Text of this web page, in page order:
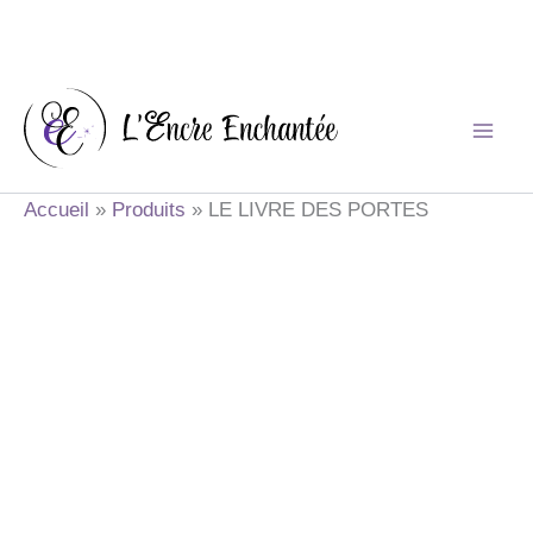
contenu
Accueil Produits LE LIVRE DES PORTES